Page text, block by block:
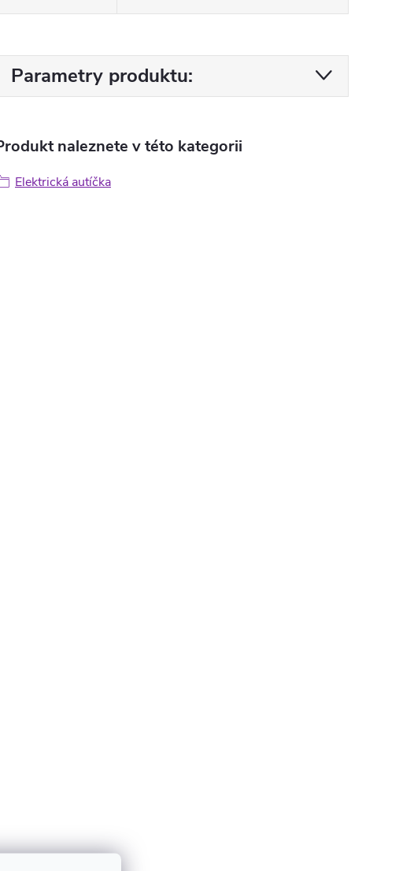
Parametry produktu:
naleznete v této kategorii
Elektrická autíčka